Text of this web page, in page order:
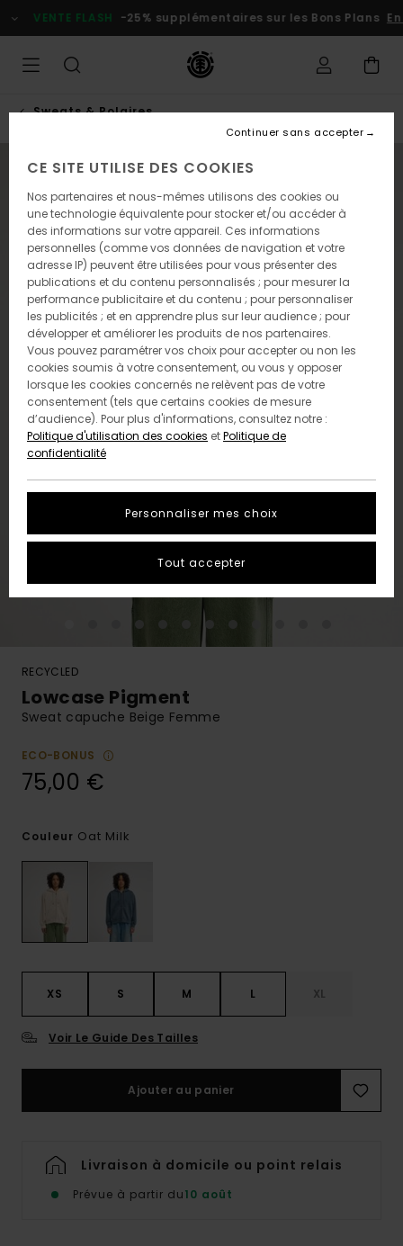
l'information
VENTE FLASH -25% supplémentaires sur les Bons Plans
Sweats & Polaires
NOUVEAUTÉ
RECYCLED
Lowcase Pigment
Sweat capuche Beige Femme
ECO-BONUS
75,00 €
Couleur Oat Milk
XS S M L XL
Voir Le Guide Des Tailles
Ajouter au panier
Livraison à domicile ou point relais
Prévue à partir du10 août
CE SITE UTILISE DES COOKIES
Nos partenaires et nous-mêmes utilisons des cookies ou
une technologie équivalente pour stocker et/ou accéder à
des informations sur votre appareil. Ces informations
personnelles (comme vos données de navigation et votre
adresse IP) peuvent être utilisées pour vous présenter des
publications et du contenu personnalisés ; pour mesurer la
performance publicitaire et du contenu ; pour personnaliser
les publicités ; et en apprendre plus sur leur audience ; pour
développer et améliorer les produits de nos partenaires.
Vous pouvez paramétrer vos choix pour accepter ou non les
cookies soumis à votre consentement, ou vous y opposer
lorsque les cookies concernés ne relèvent pas de votre
consentement (tels que certains cookies de mesure
d’audience). Pour plus d'informations, consultez notre :
Politique d'utilisation des cookies etPolitique de
confidentialité
Personnaliser mes choix
Continuer sans accepter
Tout accepter